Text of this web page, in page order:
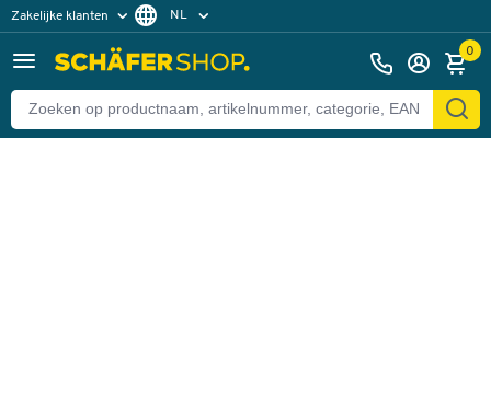
Zakelijke klanten
Particuliere klanten
NL
0
Terug